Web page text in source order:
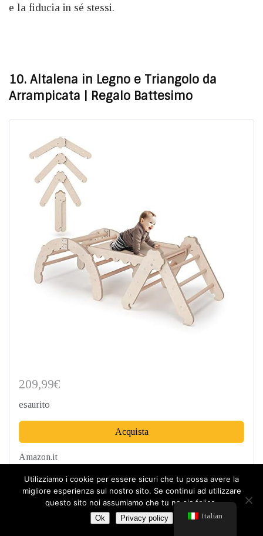
e la fiducia in sé stessi.
10. Altalena in Legno e Triangolo da
Arrampicata | Regalo Battesimo
209,99€
esaurito
Acquista
Amazon.it
Updated:Luglio 4, 2026 4:07 am
Italian
Utilizziamo i cookie per essere sicuri che tu possa avere la
migliore esperienza sul nostro sito. Se continui ad utilizzare
questo sito noi assumiamo che tu ne sia felice.
Ok Privacy policy